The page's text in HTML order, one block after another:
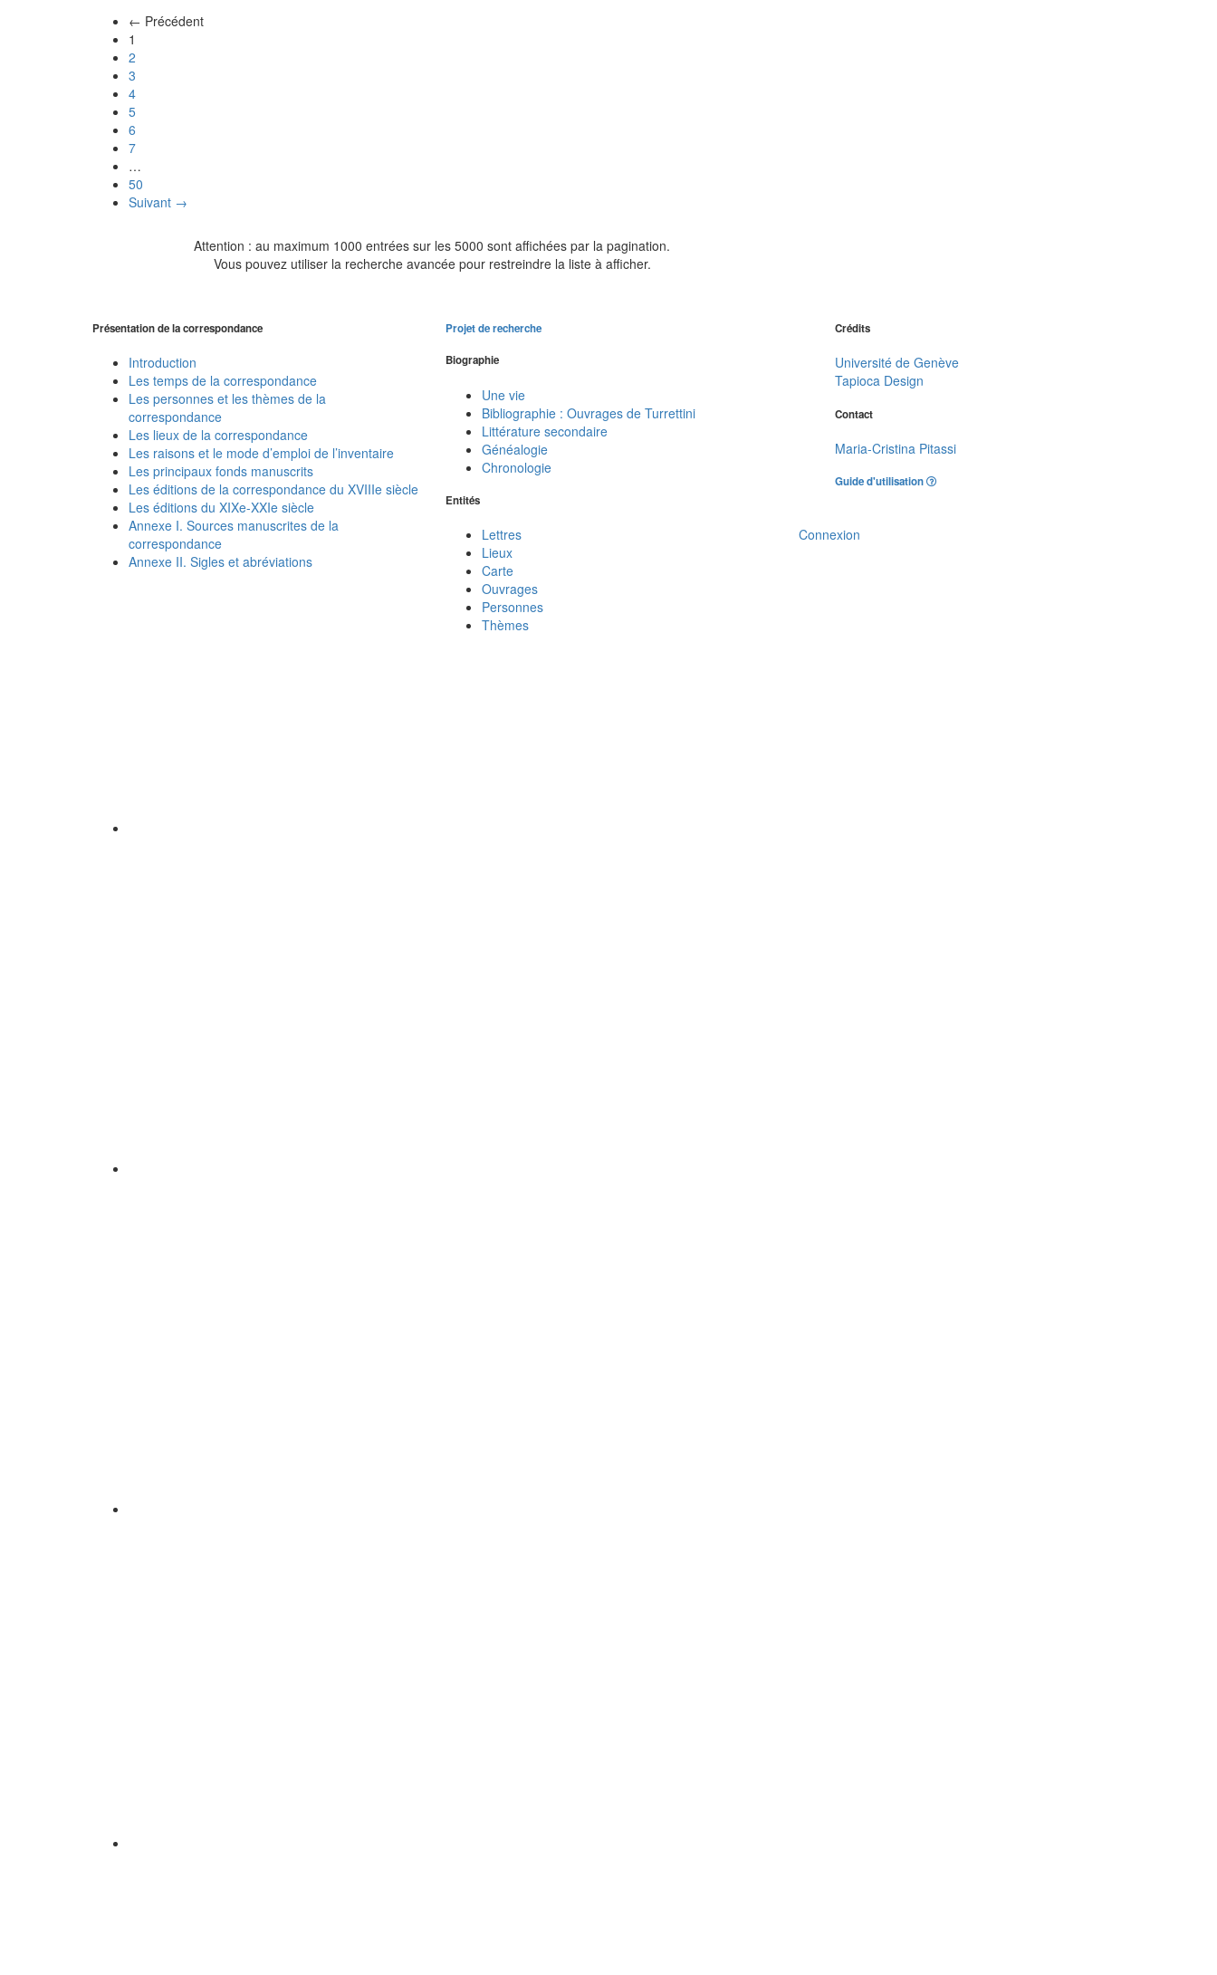
← Précédent
1
2
3
4
5
6
7
…
50
Suivant →
Attention : au maximum 1000 entrées sur les 5000 sont affichées par la pagination.
Vous pouvez utiliser la recherche avancée pour restreindre la liste à afficher.
Présentation de la correspondance
Introduction
Les temps de la correspondance
Les personnes et les thèmes de la
correspondance
Les lieux de la correspondance
Les raisons et le mode d’emploi de l’inventaire
Les principaux fonds manuscrits
Les éditions de la correspondance du XVIIIe siècle
Les éditions du XIXe-XXIe siècle
Annexe I. Sources manuscrites de la
correspondance
Annexe II. Sigles et abréviations
Projet de recherche
Biographie
Une vie
Bibliographie : Ouvrages de Turrettini
Littérature secondaire
Généalogie
Chronologie
Entités
Lettres
Lieux
Carte
Ouvrages
Personnes
Thèmes
Crédits
Université de Genève
Tapioca Design
Contact
Maria-Cristina Pitassi
Guide d'utilisation
Connexion